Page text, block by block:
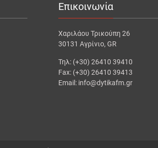
Επικοινωνία
Χαριλάου Τρικούπη 26
30131 Αγρίνιο, GR
Τηλ: (+30) 26410 39410
Fax: (+30) 26410 39413
Email: info@dytikafm.gr